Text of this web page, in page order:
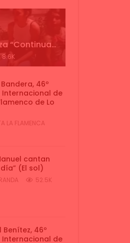
Preciosa alabanza “Continua” cantada por ALBA CORTES acompañada de IVAN a la guitarra | VEOFLAMENCO
8.6K
46º
Internacional de
de Lo
LA FLAMENCA
cantan
(El sol)
52.5K
Benítez, 46º
Internacional de